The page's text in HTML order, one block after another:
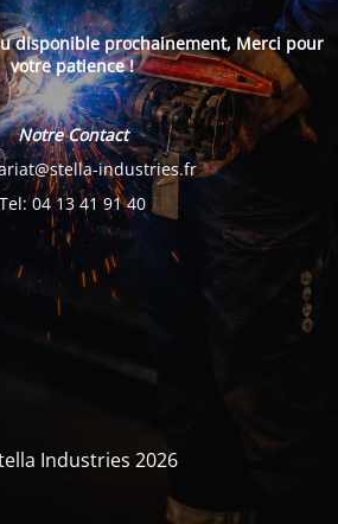
disponible prochainement, Merci pour
votre patience !
Notre Contact
industries.fr
Tel: 04 13 41 91 40
Industries 2026